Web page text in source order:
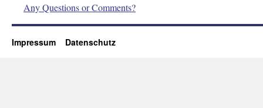
Any Questions or Comments?
Impressum Datenschutz